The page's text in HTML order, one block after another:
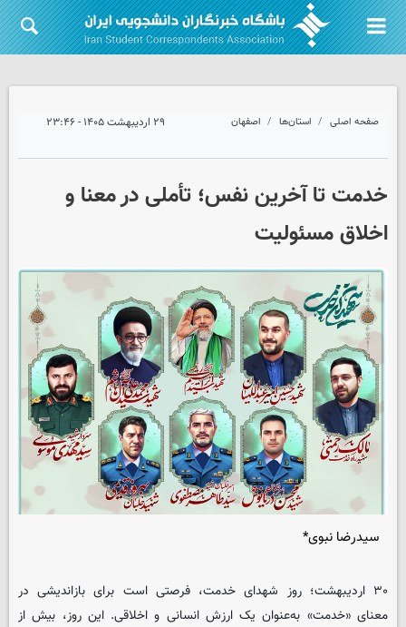
صفحه اصلی استان‌ها اصفهان ۲۹ اردیبهشت ۱۴۰۵ - ۲۳:۴۶
خدمت تا آخرین نفس؛ تأملی در معنا و
اخلاق مسئولیت
سیدرضا نبوی*
۳۰ اردیبهشت؛ روز شهدای خدمت، فرصتی است برای بازاندیشی در
معنای «خدمت» به‌عنوان یک ارزش انسانی و اخلاقی. این روز، بیش از